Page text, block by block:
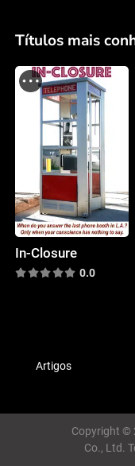
Títulos mais
In-Closure
0.0
Artigos
Copyright ©
Co., Ltd.